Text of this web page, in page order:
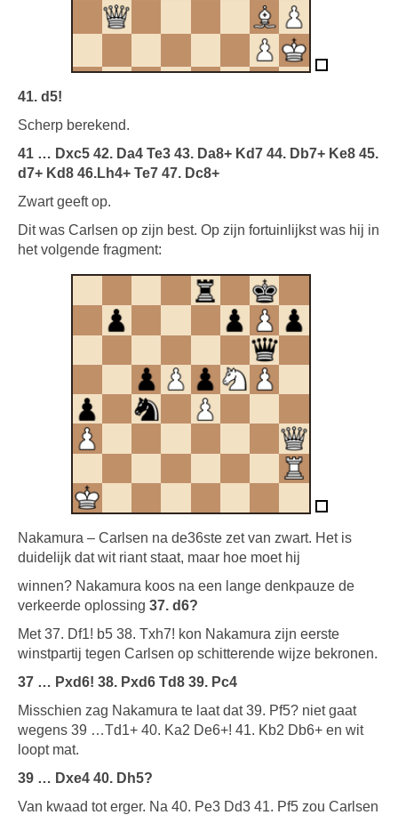
41. d5!
Scherp berekend.
41 … Dxc5 42. Da4 Te3 43. Da8+ Kd7 44. Db7+ Ke8 45.
d7+ Kd8 46.Lh4+ Te7 47. Dc8+
Zwart geeft op.
Dit was Carlsen op zijn best. Op zijn fortuinlijkst was hij in
het volgende fragment:
Nakamura – Carlsen na de36ste zet van zwart. Het is
duidelijk dat wit riant staat, maar hoe moet hij
winnen? Nakamura koos na een lange denkpauze de
verkeerde oplossing 37. d6?
Met 37. Df1! b5 38. Txh7! kon Nakamura zijn eerste
winstpartij tegen Carlsen op schitterende wijze bekronen.
37 … Pxd6! 38. Pxd6 Td8 39. Pc4
Misschien zag Nakamura te laat dat 39. Pf5? niet gaat
wegens 39 …Td1+ 40. Ka2 De6+! 41. Kb2 Db6+ en wit
loopt mat.
39 … Dxe4 40. Dh5?
Van kwaad tot erger. Na 40. Pe3 Dd3 41. Pf5 zou Carlsen